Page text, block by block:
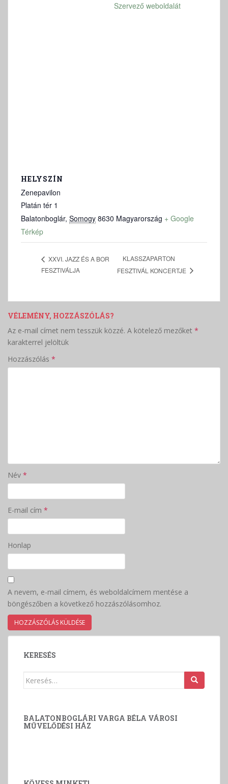
Szervező weboldalát
HELYSZÍN
Zenepavilon
Platán tér 1
Balatonboglár, Somogy 8630 Magyarország + Google
Térkép
XXVI. JAZZ ÉS A BOR
FESZTIVÁLJA
KLASSZAPARTON
FESZTIVÁL KONCERTJE
VÉLEMÉNY, HOZZÁSZÓLÁS?
Az e-mail címet nem tesszük közzé. A kötelező mezőket *
karakterrel jelöltük
Hozzászólás *
Név *
E-mail cím *
Honlap
A nevem, e-mail címem, és weboldalcímem mentése a
böngészőben a következő hozzászólásomhoz.
KERESÉS
Keresés:
BALATONBOGLÁRI VARGA BÉLA VÁROSI
MŰVELŐDÉSI HÁZ